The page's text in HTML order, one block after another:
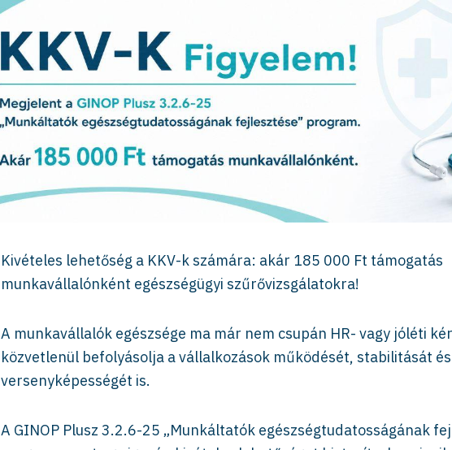
Kivételes lehetőség a KKV-k számára: akár 185 000 Ft támogatás
munkavállalónként egészségügyi szűrővizsgálatokra!
A munkavállalók egészsége ma már nem csupán HR- vagy jóléti
közvetlenül befolyásolja a vállalkozások működését, stabilitását
versenyképességét is.
A GINOP Plusz 3.2.6-25 „Munkáltatók egészségtudatosságának